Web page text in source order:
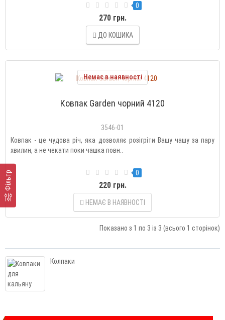
Фільтр
0
270 грн.
ДО КОШИКА
Немає в наявності
Ковпак Garden чорний 4120
3546-01
Ковпак - це чудова річ, яка дозволяє розігріти Вашу чашу за пару
хвилин, а не чекати поки чашка повн..
0
220 грн.
НЕМАЄ В НАЯВНОСТІ
Показано з 1 по 3 із 3 (всього 1 сторінок)
Колпаки